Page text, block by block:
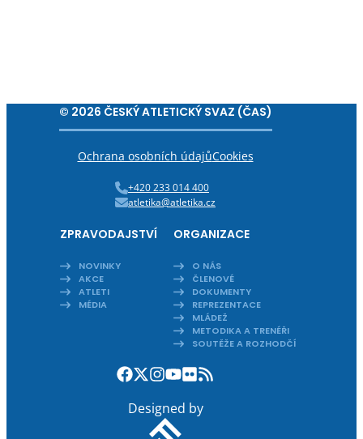
© 2026 ČESKÝ ATLETICKÝ SVAZ (ČAS)
Ochrana osobních údajůCookies
+420 233 014 400
atletika@atletika.cz
ZPRAVODAJSTVÍ
NOVINKY
AKCE
ATLETI
MÉDIA
ORGANIZACE
O NÁS
ČLENOVÉ
DOKUMENTY
REPREZENTACE
MLÁDEŽ
METODIKA A TRENÉŘI
SOUTĚŽE A ROZHODČÍ
Designed by